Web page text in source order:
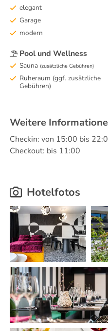
elegant
Garage
modern
Pool und Wellness
Sauna (zusätzliche Gebühren)
Ruheraum (ggf. zusätzliche
Gebühren)
Weitere
Checkin: von 15:00 bis
Checkout: bis 11:00
Hotelfotos